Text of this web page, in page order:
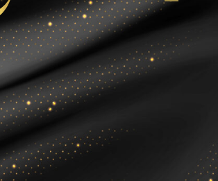
des
Prix
Mon Parfum Idéal, comparez
les prix de votre fragrance
et accédez aux meilleures offres,